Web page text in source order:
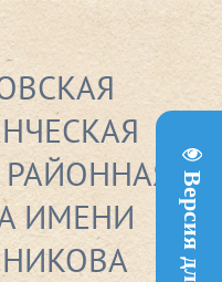
ИМЕНИ